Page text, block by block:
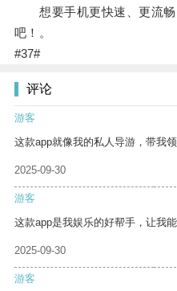
想要手机更快速、更流畅
吧！。
#37#
评论
游客
这款app就像我的私人导游，带我
2025-09-30
游客
这款app是我娱乐的好帮手，让我
2025-09-30
游客